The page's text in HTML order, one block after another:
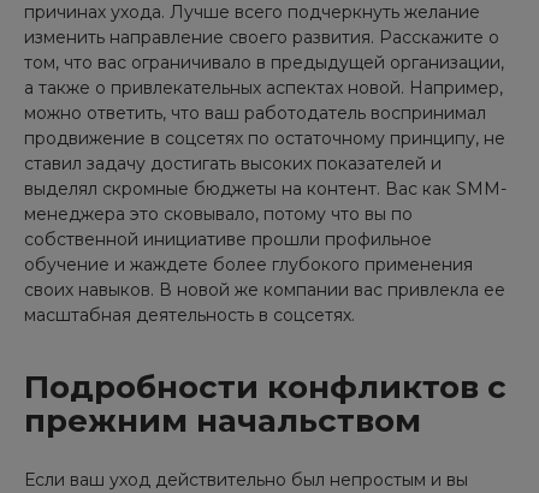
причинах ухода. Лучше всего подчеркнуть желание
изменить направление своего развития. Расскажите о
том, что вас ограничивало в предыдущей организации,
а также о привлекательных аспектах новой. Например,
можно ответить, что ваш работодатель воспринимал
продвижение в соцсетях по остаточному принципу, не
ставил задачу достигать высоких показателей и
выделял скромные бюджеты на контент. Вас как SMM-
менеджера это сковывало, потому что вы по
собственной инициативе прошли профильное
обучение и жаждете более глубокого применения
своих навыков. В новой же компании вас привлекла ее
масштабная деятельность в соцсетях.
Подробности конфликтов с
прежним начальством
Если ваш уход действительно был непростым и вы